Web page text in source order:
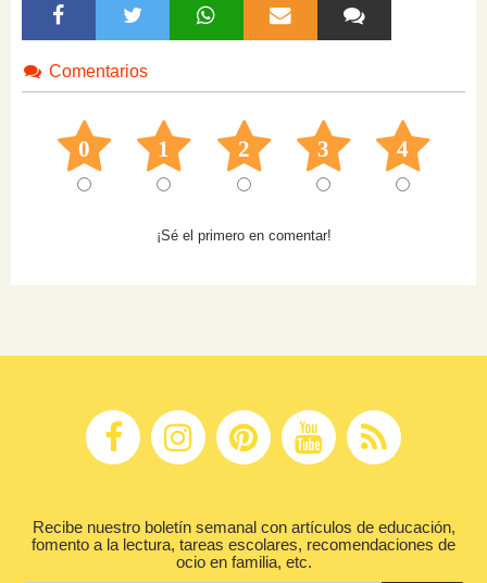
Comentarios
0 1 2 3 4
¡Sé el primero en comentar!
Recibe nuestro boletín semanal con artículos de educación,
fomento a la lectura, tareas escolares, recomendaciones de
ocio en familia, etc.